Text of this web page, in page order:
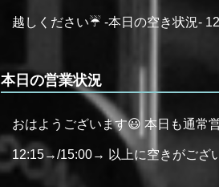
越しください☔️ -本日の空き状況-
本日の営業状況
おはようございます😃 本日も通常
12:15→/15:00→ 以上に空きがござ